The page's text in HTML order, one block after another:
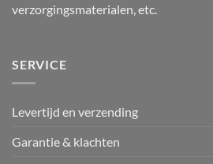
verzorgingsmaterialen, etc.
SERVICE
Levertijd en verzending
Garantie & klachten